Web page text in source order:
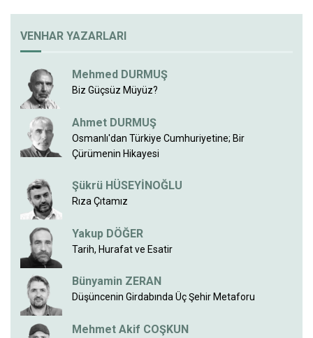
VENHAR YAZARLARI
Mehmed DURMUŞ
Biz Güçsüz Müyüz?
Ahmet DURMUŞ
Osmanlı'dan Türkiye Cumhuriyetine; Bir
Çürümenin Hikayesi
Şükrü HÜSEYİNOĞLU
Rıza Çıtamız
Yakup DÖĞER
Tarih, Hurafat ve Esatir
Bünyamin ZERAN
Düşüncenin Girdabında Üç Şehir Metaforu
Mehmet Akif COŞKUN